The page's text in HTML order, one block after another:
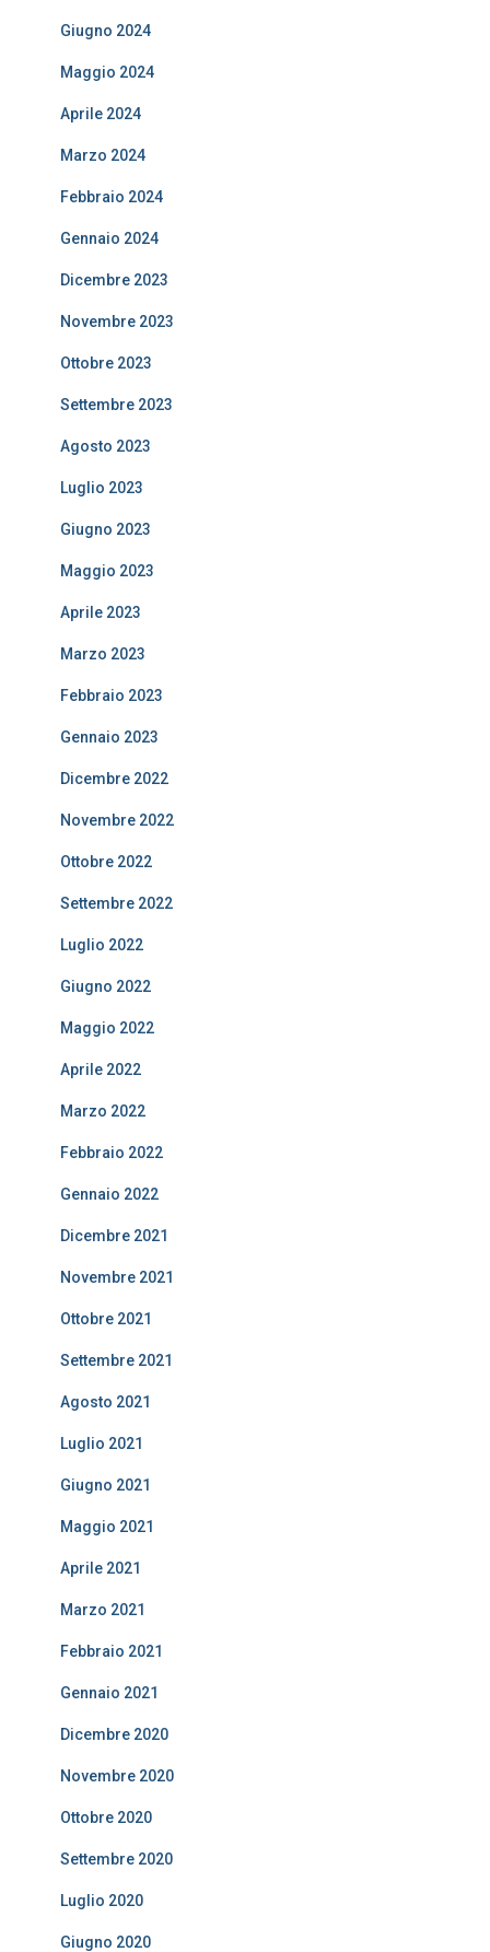
Giugno 2024
Maggio 2024
Aprile 2024
Marzo 2024
Febbraio 2024
Gennaio 2024
Dicembre 2023
Novembre 2023
Ottobre 2023
Settembre 2023
Agosto 2023
Luglio 2023
Giugno 2023
Maggio 2023
Aprile 2023
Marzo 2023
Febbraio 2023
Gennaio 2023
Dicembre 2022
Novembre 2022
Ottobre 2022
Settembre 2022
Luglio 2022
Giugno 2022
Maggio 2022
Aprile 2022
Marzo 2022
Febbraio 2022
Gennaio 2022
Dicembre 2021
Novembre 2021
Ottobre 2021
Settembre 2021
Agosto 2021
Luglio 2021
Giugno 2021
Maggio 2021
Aprile 2021
Marzo 2021
Febbraio 2021
Gennaio 2021
Dicembre 2020
Novembre 2020
Ottobre 2020
Settembre 2020
Luglio 2020
Giugno 2020